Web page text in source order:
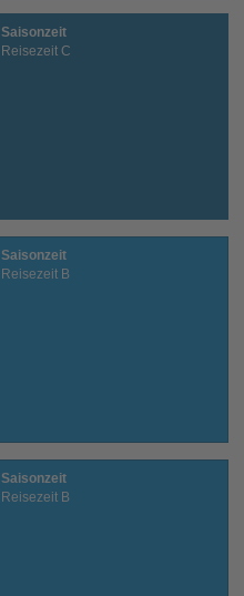
Saisonzeit
Reisezeit C
Saisonzeit
Reisezeit B
Saisonzeit
Reisezeit B